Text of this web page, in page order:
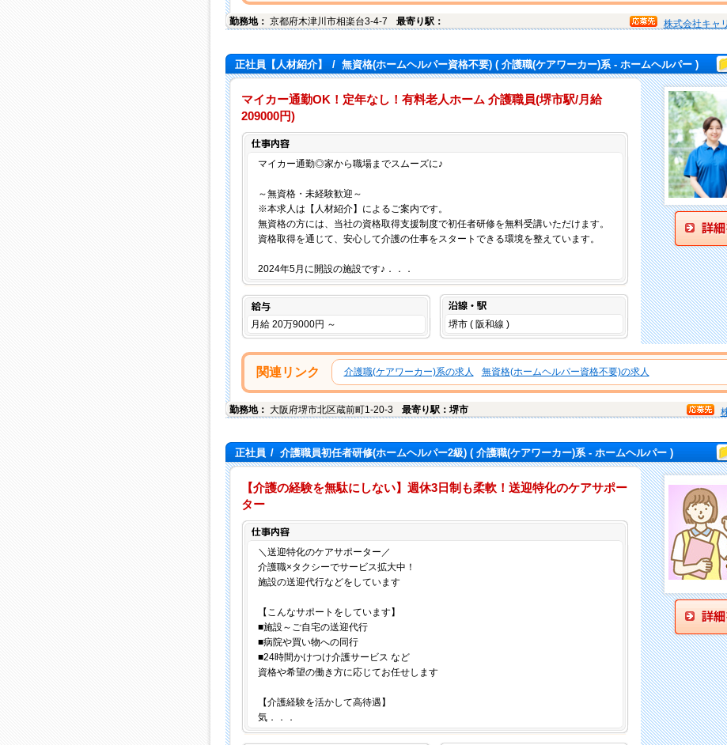
勤務地： 京都府木津川市相楽台3-4-7 最寄り駅： 株式会社キャ
正社員【人材紹介】 / 無資格(ホームヘルパー資格不要)( 介護職(ケアワーカー)系 - ホームヘルパー ) 検
マイカー通勤OK！定年なし！有料老人ホーム 介護職員(堺市駅/月給
209000円)
マイカー通勤◎家から職場までスムーズに♪
～無資格・未経験歓迎～
※本求人は【人材紹介】によるご案内です。
無資格の方には、当社の資格取得支援制度で初任者研修を無料受講いただけます。
資格取得を通じて、安心して介護の仕事をスタートできる環境を整えています。
2024年5月に開設の施設です♪．．．
給与
月給 20万9000円 ～ 堺市 ( 阪和線 )
関連リンク 介護職(ケアワーカー)系の求人 無資格(ホームヘルパー資格不要)の求人
勤務地： 大阪府堺市北区蔵前町1-20-3 最寄り駅：堺市
正社員 / 介護職員初任者研修(ホームヘルパー2級)( 介護職(ケアワーカー)系 - ホームヘルパー ) 検
【介護の経験を無駄にしない】週休3日制も柔軟！送迎特化のケアサポー
ター
＼送迎特化のケアサポーター／
介護職×タクシーでサービス拡大中！
施設の送迎代行などをしています
【こんなサポートをしています】
■施設～ご自宅の送迎代行
■病院や買い物への同行
■24時間かけつけ介護サービス など
資格や希望の働き方に応じてお任せします
【介護経験を活かして高待遇】
気．．．